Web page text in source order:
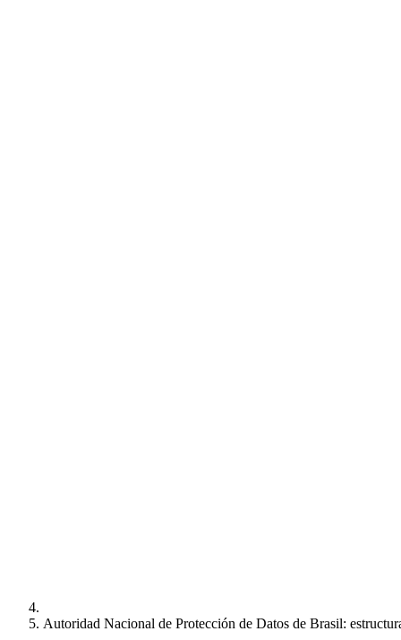
Autoridad Nacional de Protección de Datos de Brasil: